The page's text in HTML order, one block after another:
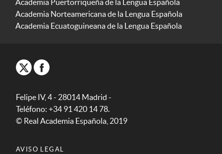
Academia Puertorriqueña de la Lengua Española
Academia Norteamericana de la Lengua Española
Academia Ecuatoguineana de la Lengua Española
Felipe IV, 4 - 28014 Madrid -
Teléfono: +34 91 420 14 78.
© Real Academia Española, 2019
AVISO LEGAL